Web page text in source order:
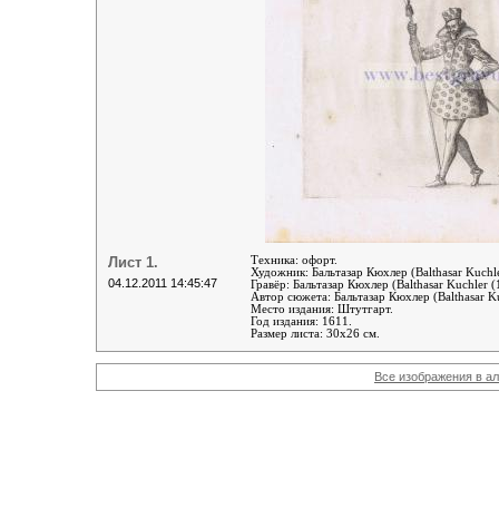
Лист 1.
04.12.2011 14:45:47
Техника: офорт.
Художник: Бальтазар Кюхлер (Balthasar
Гравёр: Бальтазар Кюхлер (Balthasar Kuchler
Автор сюжета: Бальтазар Кюхлер (Balthasar
Место издания: Штутгарт.
Год издания: 1611.
Размер листа: 30х26 см.
Все изображения в